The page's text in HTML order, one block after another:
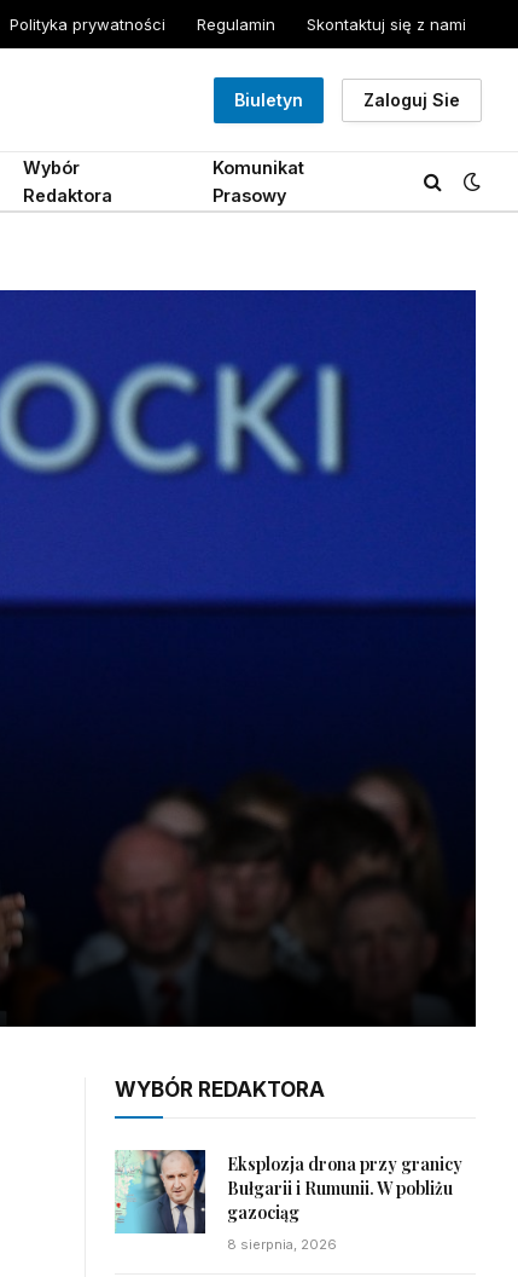
Polityka prywatności Regulamin Skontaktuj się z nami
Biuletyn Zaloguj Sie
Wybór
Redaktora
Komunikat
Prasowy
WYBÓR REDAKTORA
Eksplozja drona przy granicy
Bułgarii i Rumunii. W pobliżu
gazociąg
8 sierpnia, 2026